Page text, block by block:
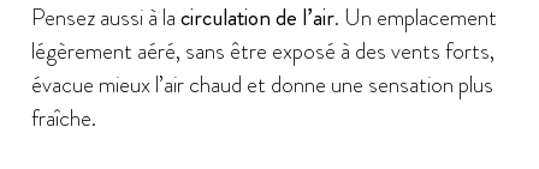
Pensez aussi à lacirculation de l’air. Un emplacement
légèrement aéré, sans être exposé à des vents forts,
évacue mieux l’air chaud et donne une sensation plus
fraîche.